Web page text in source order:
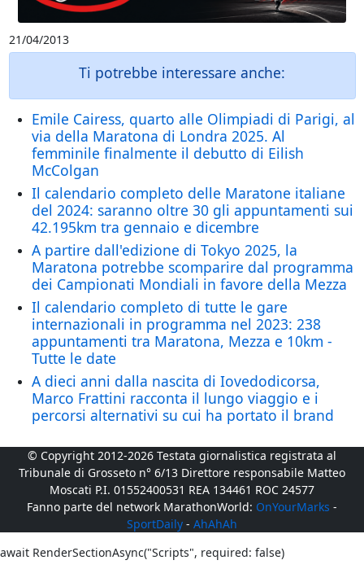
21/04/2013
Ti potrebbe interessare anche:
Emile Cairess, quarto alle Olimpiadi di Parigi, al
via della Maratona di Londra 2025. Al
femminile finalmente il debutto di Eilish
McColgan
Il calendario completo delle Maratone italiane
del 2024: saranno oltre 30 gli appuntamenti sui
42.195km tra gennaio e dicembre
A partire dall'edizione di Tokyo 2025, la
Maratona potrebbe scomparire dal programma
dei Campionati Mondiali in favore della Mezza
Il calendario completo di tutte le gare
internazionali in programma nel 2023: 238
appuntamenti tra Maratona, Mezza e 10km -
Tutte le date
A dieci anni dalla nascita di Iovedodicorsa,
Marco Frattini racconta il lungo viaggio e i
percorsi alternativi su cui ha portato il brand
© Copyright 2012-2026 Testata giornalistica registrata al
Tribunale di Grosseto n° 6/13 Direttore responsabile Matteo
Moscati P.I. 01552400531 REA 134461 ROC 24577
Fanno parte del network MarathonWorld: OnYourMarks -
SportDaily - AhAhAh
await RenderSectionAsync("Scripts", required: false)